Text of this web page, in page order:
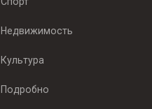
Недвижимость
Культура
Подробно